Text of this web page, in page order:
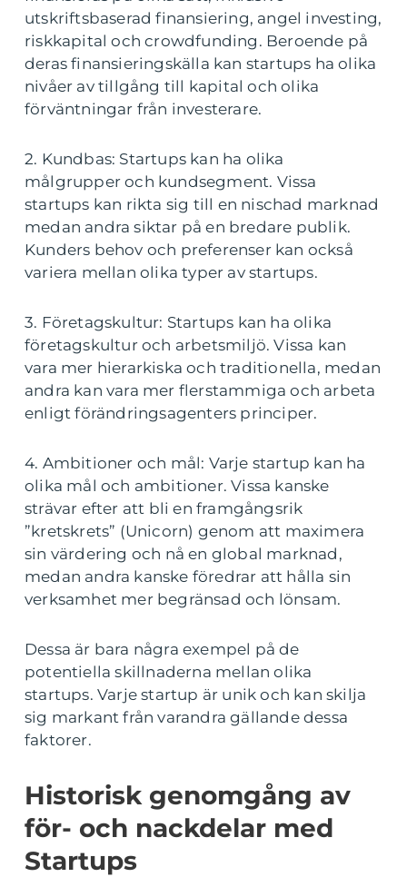
utskriftsbaserad finansiering, angel investing,
riskkapital och crowdfunding. Beroende på
deras finansieringskälla kan startups ha olika
nivåer av tillgång till kapital och olika
förväntningar från investerare.
2. Kundbas: Startups kan ha olika
målgrupper och kundsegment. Vissa
startups kan rikta sig till en nischad marknad
medan andra siktar på en bredare publik.
Kunders behov och preferenser kan också
variera mellan olika typer av startups.
3. Företagskultur: Startups kan ha olika
företagskultur och arbetsmiljö. Vissa kan
vara mer hierarkiska och traditionella, medan
andra kan vara mer flerstammiga och arbeta
enligt förändringsagenters principer.
4. Ambitioner och mål: Varje startup kan ha
olika mål och ambitioner. Vissa kanske
strävar efter att bli en framgångsrik
”kretskrets” (Unicorn) genom att maximera
sin värdering och nå en global marknad,
medan andra kanske föredrar att hålla sin
verksamhet mer begränsad och lönsam.
Dessa är bara några exempel på de
potentiella skillnaderna mellan olika
startups. Varje startup är unik och kan skilja
sig markant från varandra gällande dessa
faktorer.
Historisk genomgång av
för- och nackdelar med
Startups